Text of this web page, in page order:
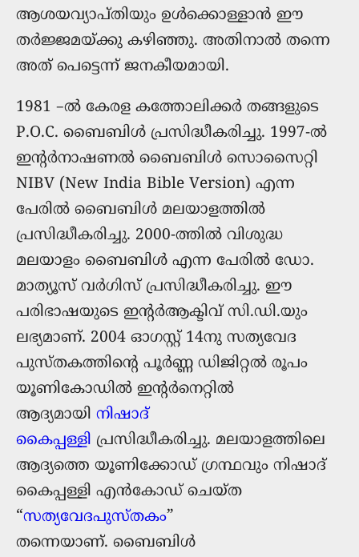
ആശയവ്യാപ്തിയും ഉൾക്കൊള്ളാൻ ഈ
തർജ്ജമയ്ക്കു കഴിഞ്ഞു. അതിനാൽ തന്നെ
അത് പെട്ടെന്ന് ജനകീയമായി.
1981 –ല്‍ കേരള കത്തോലിക്കര്‍ തങ്ങളുടെ
P.O.C. ബൈബിള്‍ പ്രസിദ്ധീകരിച്ചു. 1997-ല്‍
ഇന്റര്‍നാഷണല്‍ ബൈബിള്‍ സൊസൈറ്റി
NIBV (New India Bible Version) എന്ന
പേരില്‍ ബൈബിള്‍ മലയാളത്തില്‍
പ്രസിദ്ധീകരിച്ചു. 2000-ത്തില്‍ വിശുദ്ധ
മലയാളം ബൈബിൾ എന്ന പേരില്‍ ഡോ.
മാത്യൂസ്‌ വര്‍ഗിസ്‌ പ്രസിദ്ധീകരിച്ചു. ഈ
പരിഭാഷയുടെ ഇന്‍റര്‍ആക്ടിവ് സി.ഡി.യും
ലഭ്യമാണ്. 2004 ഓഗസ്റ്റ് 14നു സത്യവേദ
പുസ്തകത്തിന്റെ പൂർണ്ണ ഡിജിറ്റൽ രൂപം
യൂണികോഡില്‍ ഇന്റർനെറ്റിൽ
ആദ്യമായി നിഷാദ്
കൈപ്പള്ളി പ്രസിദ്ധീകരിച്ചു. മലയാളത്തിലെ
ആദ്യത്തെ യൂണിക്കോഡ് ഗ്രന്ഥവും നിഷാദ്
കൈപ്പള്ളി എന്‍‌കോഡ് ചെയ്ത
“സത്യവേദപുസ്തകം”
തന്നെയാണ്. ബൈബിള്‍